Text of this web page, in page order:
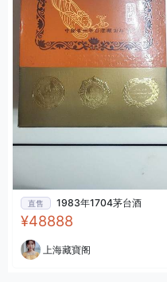
直售 1983年1704茅台酒
¥48888
上海藏寶阁